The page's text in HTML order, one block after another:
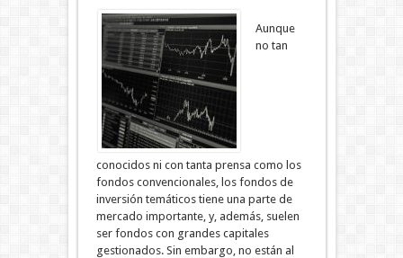
Aunque
no tan
conocidos ni con tanta prensa como los
fondos convencionales, los fondos de
inversión temáticos tiene una parte de
mercado importante, y, además, suelen
ser fondos con grandes capitales
gestionados. Sin embargo, no están al